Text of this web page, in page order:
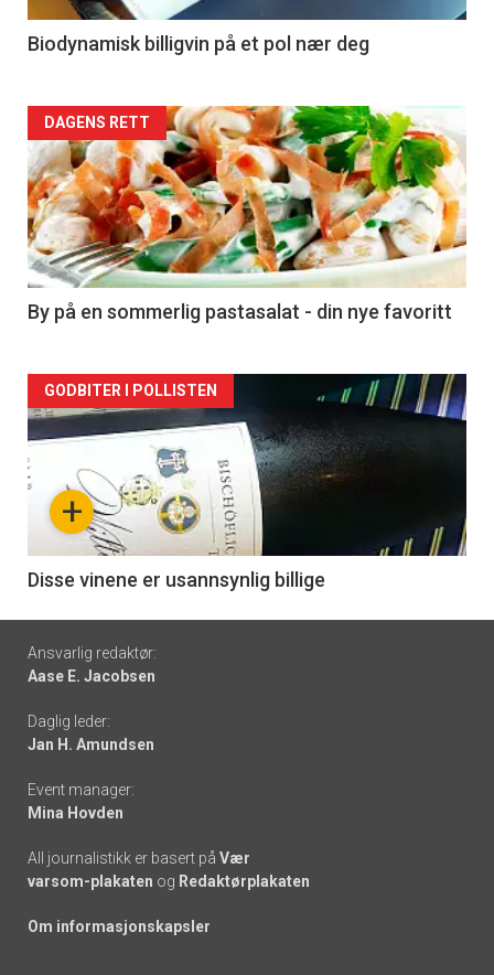
4
Biodynamisk billigvin på et pol nær deg
Forsiden
akkurat
nå
-
5
DAGENS RETT
By på en sommerlig pastasalat - din nye favoritt
Forsiden
akkurat
nå
6
+
GODBITER I POLLISTEN
Disse vinene er usannsynlig billige
Footer
-
links
Ansvarlig redaktør:
Aase E. Jacobsen
Daglig leder:
Jan H. Amundsen
Event manager:
Mina Hovden
All journalistikk er basert på Vær
varsom-plakaten og Redaktørplakaten
Om informasjonskapsler